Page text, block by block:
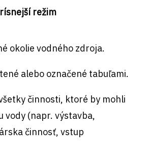
režim
okolie vodného zdroja.
alebo označené tabuľami.
činnosti, ktoré by mohli
vody (napr. výstavba,
činnosť, vstup